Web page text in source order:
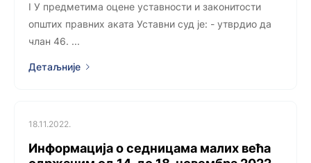
I У предметима оцене уставности и законитости
општих правних аката Уставни суд је: - утврдио да
члан 46. ...
Детаљније
18.11.2022.
Информација о седницама малих већа